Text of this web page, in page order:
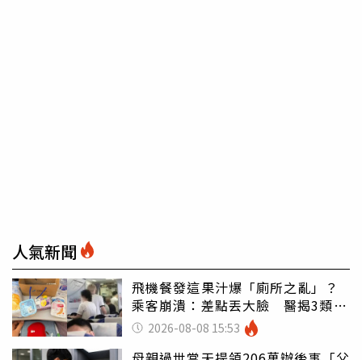
人氣新聞
飛機餐發這果汁爆「廁所之亂」？
乘客崩潰：差點丟大臉 醫揭3類人
別亂喝
2026-08-08 15:53